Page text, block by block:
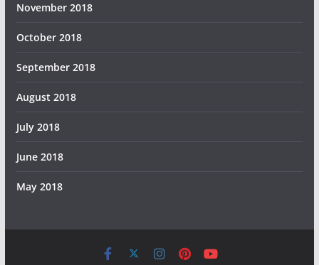
November 2018
October 2018
September 2018
August 2018
July 2018
June 2018
May 2018